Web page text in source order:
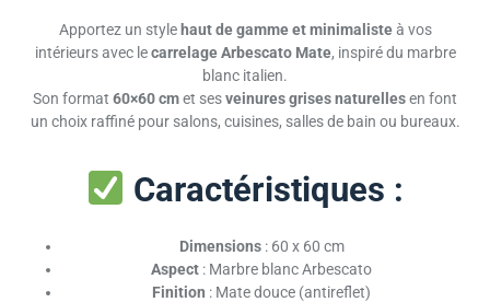
Apportez un stylehaut de gamme et minimalisteà vos
intérieurs avec lecarrelage Arbescato Mate, inspiré du marbre
blanc italien.
Son format 60×60 cmet sesveinures grises naturellesen font
un choix raffiné pour salons, cuisines, salles de bain ou bureaux.
Caractéristiques :
Dimensions: 60 x 60 cm
Aspect : Marbre blanc Arbescato
Finition : Mate douce (antireflet)